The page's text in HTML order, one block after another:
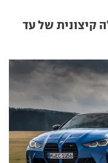
קיצונית של עד